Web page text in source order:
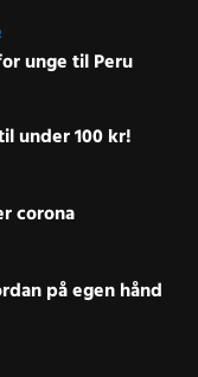
unge til Peru
under 100 kr!
corona
på egen hånd